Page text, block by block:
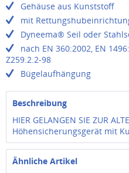
Gehäuse aus Kunststoff
mit
Dyneema® Seil oder
nach EN 360:2002, EN
Z259.2.2-98
Bügelaufhängung
Beschreibung
HIER GELANGEN SIE ZUR
Höhensicherungsgerät mit
Ähnliche Artikel